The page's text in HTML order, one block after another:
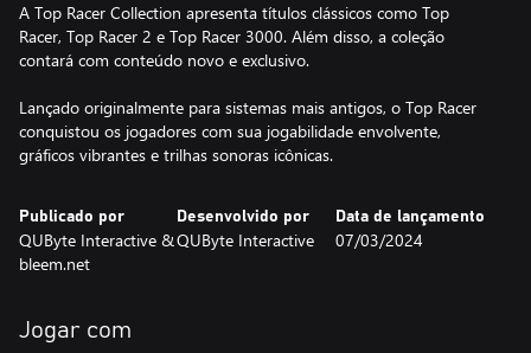
A Top Racer Collection apresenta títulos clássicos como Top
Racer, Top Racer 2 e Top Racer 3000. Além disso, a coleção
contará com conteúdo novo e exclusivo.
Lançado originalmente para sistemas mais antigos, o Top Racer
conquistou os jogadores com sua jogabilidade envolvente,
gráficos vibrantes e trilhas sonoras icônicas.
Publicado por
QUByte Interactive &
bleem.net
Desenvolvido por
QUByte Interactive
Data de lançamento
07/03/2024
Jogar com